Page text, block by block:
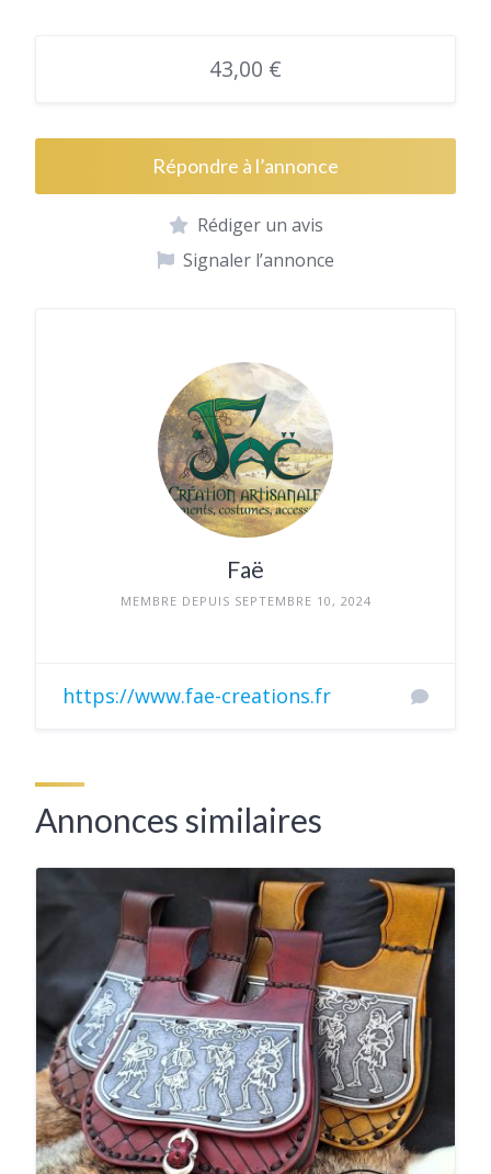
43,00 €
Répondre à l’annonce
Rédiger un avis
Signaler l’annonce
Faë
MEMBRE DEPUIS SEPTEMBRE 10, 2024
https://www.fae-creations.fr
Annonces similaires